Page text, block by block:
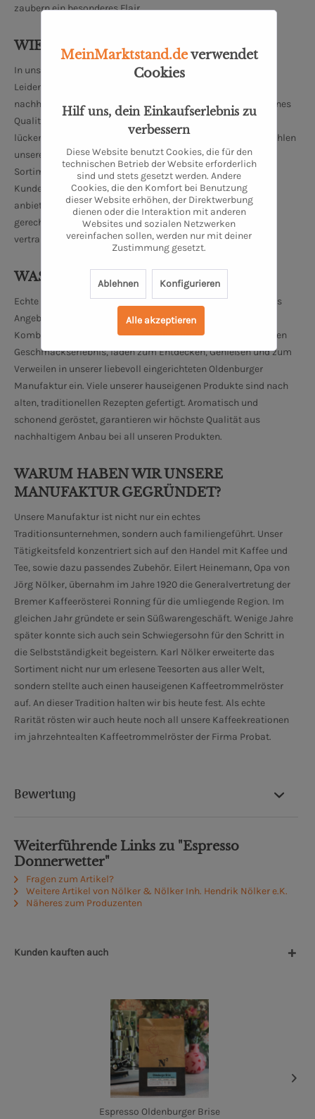
zaubern ein besonderes Flair.
WIE ARBEITEN WIR?
In unserer hauseigenen Manufaktur kreieren wir aus
Leidenschaft, Überzeugung und aus Liebe zum Produkt
nachhaltige Kaffee- und Teekompositionen. Unser hauseigenes
Qualitätsmanagement garantiert zu jeder Erntephase eine
lückenlose Rückstandsprüfung. Während dieser Prüfung wählen
unsere erfahrenen Mitarbeiter besondere Produkte für unser
Sortiment aus. Auf diese Art und Weise können wir unseren
Kunden die besten Kaffee- und Teesorten aus aller Welt
anbieten. Um unseren hohen Qualitätsstandards dauerhaft
gerecht zu werden arbeiten wir eng und ausschließlich mit
vertrauenswürdigen Zulieferern zusammen.
WAS BIETEN WIR AN?
Echte Raritäten und regionale Köstlichkeiten bestimmen das
Angebot unserer Oldenburger Manufaktur. Einzigartige
Kombinationen, geprägt von Qualität und einem einzigartigen
Geschmackserlebnis, laden zum Entdecken, Genießen und zum
Verweilen in unserer liebevoll eingerichteten Oldenburger
Manufaktur ein. Viele unserer hauseigenen Produkte sind nach
alten, traditionellen Rezepten gefertigt. Aromatisch und
schonend geröstet, garantieren wir höchste Qualität aus
nachhaltigem Anbau bei all unseren Produkten.
WARUM HABEN WIR UNSERE
MANUFAKTUR GEGRÜNDET?
Unsere Manufaktur ist nicht nur ein echtes
Traditionsunternehmen, sondern auch familiengeführt. Unser
Tätigkeitsfeld konzentriert sich auf den Handel mit Kaffee und
Tee, sowie dazu passendes Zubehör. Eilert Heinemann, Opa von
Jörg Nölker, übernahm im Jahre 1920 die Generalvertretung der
Bremer Kaffeerösterei Ronning für die umliegende Region. Im
gleichen Jahr gründete er sein Süßwarengeschäft. Wenige Jahre
später konnte sich auch sein Schwiegersohn für den Schritt in
die Selbstständigkeit begeistern. Karl Nölker erweiterte das
Sortiment nicht nur um erlesene Teesorten aus aller Welt,
sondern stellte auch einen hauseigenen Kaffeetrommelröster
auf. An dieser Tradition halten wir bis heute fest. Als echte
Rarität rösten wir auch heute noch all unsere Kaffeekreationen
im jahrzehntealten Kaffeetrommelröster der Firma Probat.
Bewertung
Weiterführende Links zu "Espresso
Donnerwetter"
Fragen zum Artikel?
Weitere Artikel von Nölker & Nölker Inh. Hendrik Nölker e.K.
Näheres zum Produzenten
Kunden kauften auch
Espresso Oldenburger Brise
MeinMarktstand.deverwendet
Cookies
Hilf uns, dein Einkaufserlebnis zu
verbessern
Diese Website benutzt Cookies, die für den
technischen Betrieb der Website erforderlich
sind und stets gesetzt werden. Andere
Cookies, die den Komfort bei Benutzung
dieser Website erhöhen, der Direktwerbung
dienen oder die Interaktion mit anderen
Websites und sozialen Netzwerken
vereinfachen sollen, werden nur mit deiner
Zustimmung gesetzt.
Ablehnen Konfigurieren
Alle akzeptieren